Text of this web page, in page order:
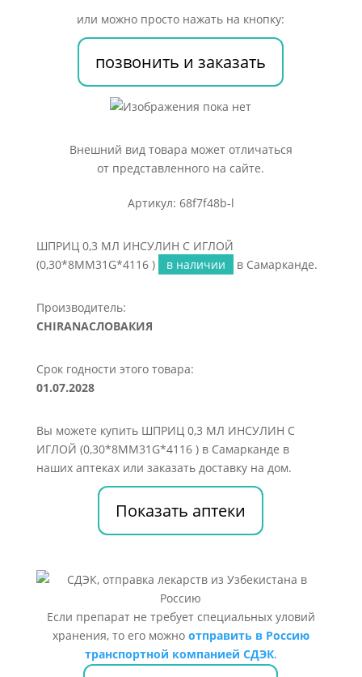
(0,30*8ММ31G*4116
или можно просто нажать на кнопку:
позвонить и заказать
Внешний вид товара может отличаться
от представленного на сайте.
Артикул: 68f7f48b-l
ШПРИЦ 0,3 МЛ ИНСУЛИН С ИГЛОЙ
(0,30*8ММ31G*4116 )
в наличии в Самарканде.
Производитель:
CHIRANAСЛОВАКИЯ
Срок годности этого товара:
01.07.2028
Вы можете купить ШПРИЦ 0,3 МЛ ИНСУЛИН С
ИГЛОЙ (0,30*8ММ31G*4116 ) в Самарканде в
наших аптеках или заказать доставку на дом.
Показать аптеки
Если препарат не требует специальных уловий
хранения, то его можно отправить в Россию
транспортной компанией СДЭК.